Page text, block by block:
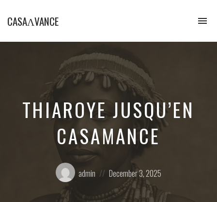
CASAɅVANCE
Casamance
THIAROYE JUSQU’EN
CASAMANCE
Posted
by:
admin
on
December 3, 2025